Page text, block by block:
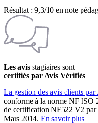
Résultat : 9,3/10 en note
Les avis stagiaires sont
certifiés par Avis Vérifiés
La gestion des avis clients
conforme à la norme NF ISO
de certification NF522 V2
Mars 2014. En savoir plus